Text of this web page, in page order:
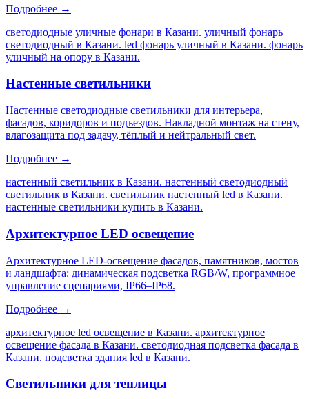
Подробнее →
светодиодные уличные фонари в Казани. уличный фонарь
светодиодный в Казани. led фонарь уличный в Казани. фонарь
уличный на опору в Казани.
Настенные светильники
Настенные светодиодные светильники для интерьера,
фасадов, коридоров и подъездов. Накладной монтаж на стену,
влагозащита под задачу, тёплый и нейтральный свет.
Подробнее →
настенный светильник в Казани. настенный светодиодный
светильник в Казани. светильник настенный led в Казани.
настенные светильники купить в Казани.
Архитектурное LED освещение
Архитектурное LED-освещение фасадов, памятников, мостов
и ландшафта: динамическая подсветка RGB/W, программное
управление сценариями, IP66–IP68.
Подробнее →
архитектурное led освещение в Казани. архитектурное
освещение фасада в Казани. светодиодная подсветка фасада в
Казани. подсветка здания led в Казани.
Светильники для теплицы